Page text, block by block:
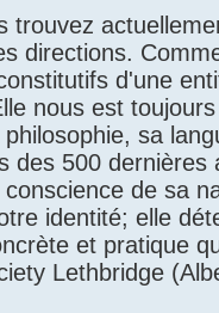
directions.
d'une
nous est
sa
500
de sa
identité; elle
et pratique
Lethbridge